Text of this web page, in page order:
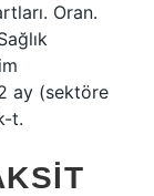
Oran.
ay (sektöre
t.